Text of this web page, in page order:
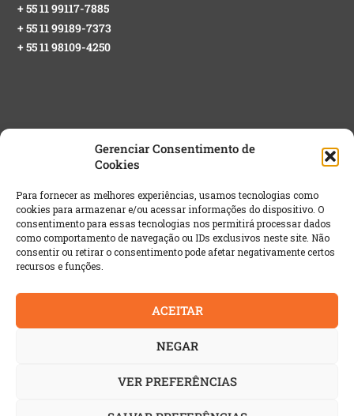
Gerenciar Consentimento de
Cookies
Para fornecer as melhores experiências, usamos tecnologias como
cookies para armazenar e/ou acessar informações do dispositivo. O
consentimento para essas tecnologias nos permitirá processar dados
como comportamento de navegação ou IDs exclusivos neste site. Não
consentir ou retirar o consentimento pode afetar negativamente certos
recursos e funções.
ACEITAR
NEGAR
VER PREFERÊNCIAS
+ 55 11 99117-7885
+ 55 11 99189-7373
+ 55 11 98109-4250
Email*
proibida a reprodução integral ou parcial dos textos sem